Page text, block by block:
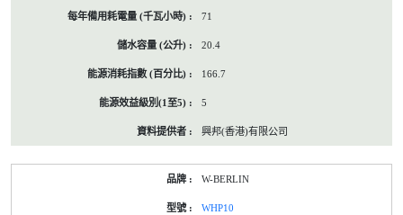
71
20.4
166.7
5
興邦(香港)有限公司
W-BERLIN
WHP10